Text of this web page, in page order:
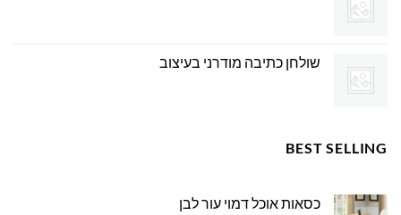
שולחן כתיבה מודרני בעיצוב
BEST SELLING
כסאות אוכל דמוי עור לבן